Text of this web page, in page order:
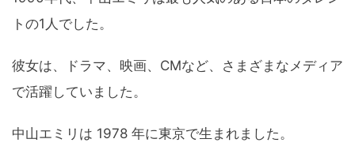
トの1人でした。
彼女は、ドラマ、映画、CMなど、さまざまなメディア
で活躍していました。
中山エミリは 1978 年に東京で生まれました。